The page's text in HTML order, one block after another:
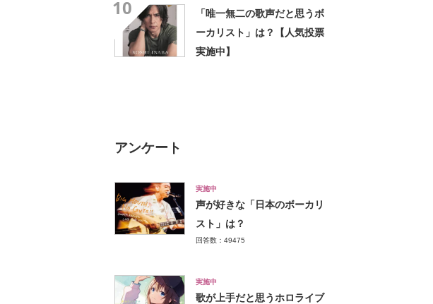
10
「唯一無二の歌声だと思うボ
ーカリスト」は？【人気投票
実施中】
アンケート
実施中
声が好きな「日本のボーカリ
スト」は？
回答数：49475
実施中
歌が上手だと思うホロライブ